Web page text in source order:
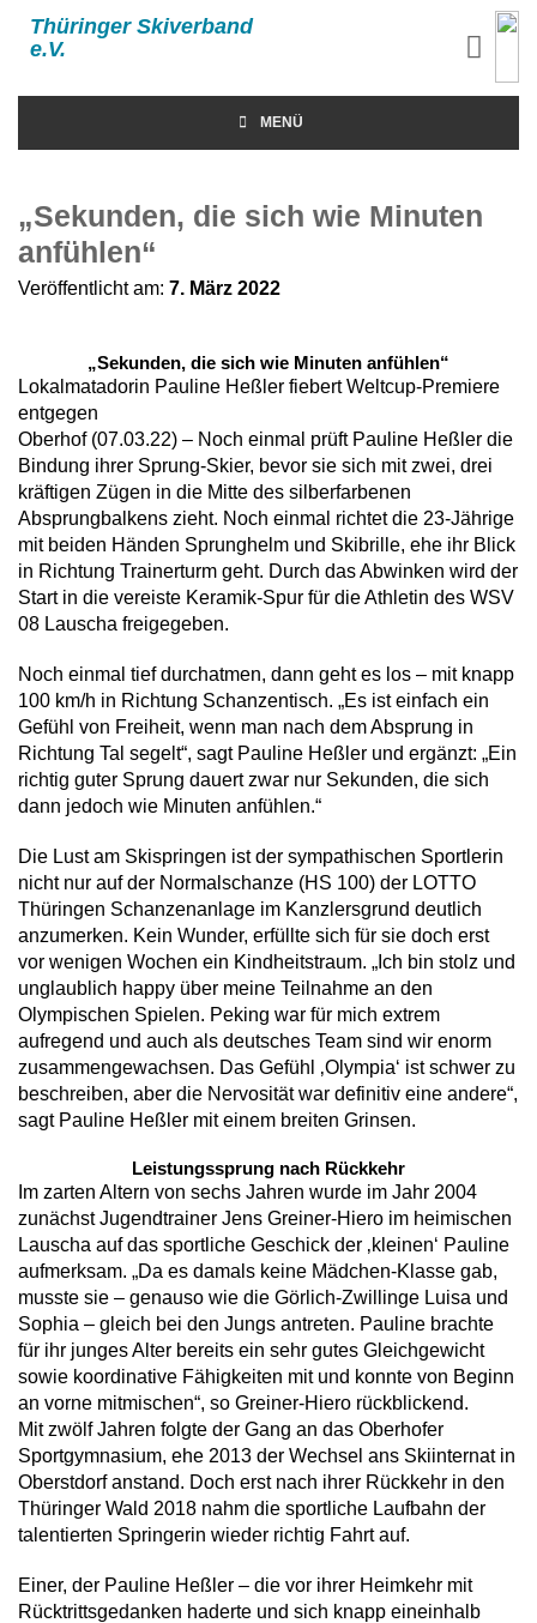
Thüringer Skiverband
e.V.
MENÜ
„Sekunden, die sich wie Minuten
anfühlen“
Veröffentlicht am: 7. März 2022
„Sekunden, die sich wie Minuten anfühlen“
Lokalmatadorin Pauline Heßler fiebert Weltcup-Premiere
entgegen
Oberhof (07.03.22) – Noch einmal prüft Pauline Heßler die
Bindung ihrer Sprung-Skier, bevor sie sich mit zwei, drei
kräftigen Zügen in die Mitte des silberfarbenen
Absprungbalkens zieht. Noch einmal richtet die 23-Jährige
mit beiden Händen Sprunghelm und Skibrille, ehe ihr Blick
in Richtung Trainerturm geht. Durch das Abwinken wird der
Start in die vereiste Keramik-Spur für die Athletin des WSV
08 Lauscha freigegeben.
Noch einmal tief durchatmen, dann geht es los – mit knapp
100 km/h in Richtung Schanzentisch. „Es ist einfach ein
Gefühl von Freiheit, wenn man nach dem Absprung in
Richtung Tal segelt“, sagt Pauline Heßler und ergänzt: „Ein
richtig guter Sprung dauert zwar nur Sekunden, die sich
dann jedoch wie Minuten anfühlen.“
Die Lust am Skispringen ist der sympathischen Sportlerin
nicht nur auf der Normalschanze (HS 100) der LOTTO
Thüringen Schanzenanlage im Kanzlersgrund deutlich
anzumerken. Kein Wunder, erfüllte sich für sie doch erst
vor wenigen Wochen ein Kindheitstraum. „Ich bin stolz und
unglaublich happy über meine Teilnahme an den
Olympischen Spielen. Peking war für mich extrem
aufregend und auch als deutsches Team sind wir enorm
zusammengewachsen. Das Gefühl ‚Olympia‘ ist schwer zu
beschreiben, aber die Nervosität war definitiv eine andere“,
sagt Pauline Heßler mit einem breiten Grinsen.
Leistungssprung nach Rückkehr
Im zarten Altern von sechs Jahren wurde im Jahr 2004
zunächst Jugendtrainer Jens Greiner-Hiero im heimischen
Lauscha auf das sportliche Geschick der ‚kleinen‘ Pauline
aufmerksam. „Da es damals keine Mädchen-Klasse gab,
musste sie – genauso wie die Görlich-Zwillinge Luisa und
Sophia – gleich bei den Jungs antreten. Pauline brachte
für ihr junges Alter bereits ein sehr gutes Gleichgewicht
sowie koordinative Fähigkeiten mit und konnte von Beginn
an vorne mitmischen“, so Greiner-Hiero rückblickend.
Mit zwölf Jahren folgte der Gang an das Oberhofer
Sportgymnasium, ehe 2013 der Wechsel ans Skiinternat in
Oberstdorf anstand. Doch erst nach ihrer Rückkehr in den
Thüringer Wald 2018 nahm die sportliche Laufbahn der
talentierten Springerin wieder richtig Fahrt auf.
Einer, der Pauline Heßler – die vor ihrer Heimkehr mit
Rücktrittsgedanken haderte und sich knapp eineinhalb